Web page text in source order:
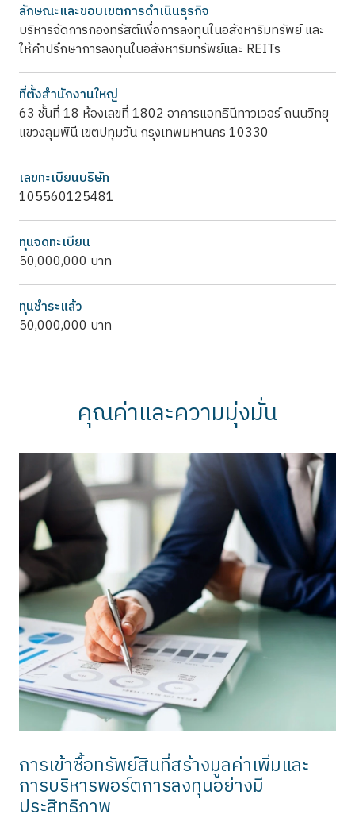
ลักษณะและขอบเขตการดำเนินธุรกิจ
บริหารจัดการกองทรัสต์เพื่อการลงทุนในอสังหาริมทรัพย์ และ
ให้คำปรึกษาการลงทุนในอสังหาริมทรัพย์และ REITs
ที่ตั้งสำนักงานใหญ่
63 ชั้นที่ 18 ห้องเลขที่ 1802 อาคารแอทธินีทาวเวอร์ ถนนวิทยุ
แขวงลุมพินี เขตปทุมวัน กรุงเทพมหานคร 10330
เลขทะเบียนบริษัท
105560125481
ทุนจดทะเบียน
50,000,000 บาท
ทุนชำระแล้ว
50,000,000 บาท
คุณค่าและความมุ่งมั่น
การเข้าซื้อทรัพย์สินที่สร้างมูลค่าเพิ่มและ
การบริหารพอร์ตการลงทุนอย่างมี
ประสิทธิภาพ